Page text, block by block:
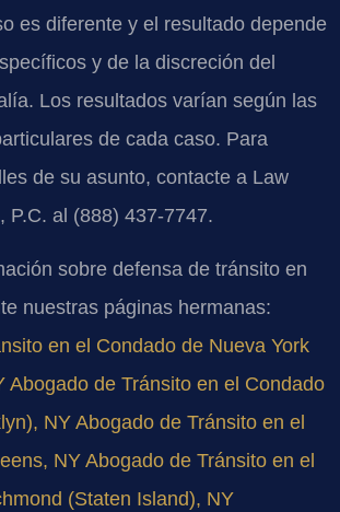
es diferente y el resultado depende
y de la discreción del
Los resultados varían según las
de cada caso. Para
de su asunto, contacte a Law
P.C. al (888) 437-7747.
sobre defensa de tránsito en
nuestras páginas hermanas:
en el Condado de Nueva York
Abogado de Tránsito en el Condado
NY Abogado de Tránsito en el
NY Abogado de Tránsito en el
(Staten Island), NY